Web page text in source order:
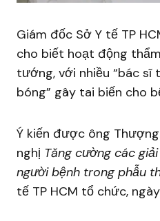
Giám đốc Sở Y tế TP
cho biết hoạt động
tướng, với nhiều “bác sĩ
bóng” gây tai biến cho
Ý kiến được ông
nghị Tăng cường các
người bệnh trong phẫu
tế TP HCM tổ chức,